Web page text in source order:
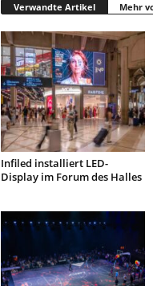
Verwandte Artikel Mehr
Infiled installiert LED-
Display im Forum des Halles